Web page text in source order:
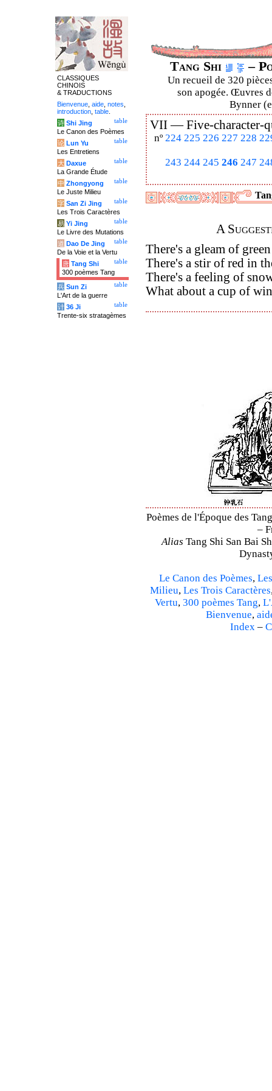
Tang Shi –
Un recueil de 320
son apogée. Œuvres
Bynner
VII —Five-character-
nº 224 225 226 227 228
243 244 245 246 247
A
There's a gleam of
There's a stir of red in
There's a feeling of
What about a cup of
Poèmes de l'Époque des
–
Alias Tang Shi San Bai
Le Canon des Poèmes,
Milieu, Les Trois Caractères
Vertu, 300 poèmes Tang,
Bienvenue,
Index–
CLASSIQUES
CHINOIS
& TRADUCTIONS
Bienvenue aide notes
introduction table
table
诗 Shi Jing
Le Canon des Poèmes
table
论 Lun Yu
Les Entretiens
table
大 Daxue
La Grande Étude
table
中 Zhongyong
Le Juste Milieu
table
字 San Zi Jing
Les Trois Caractères
table
易 Yi Jing
Le Livre des Mutations
table
道 Dao De Jing
De la Voie et la Vertu
table
唐 Tang Shi
300 poèmes Tang
table
兵 Sun Zi
L'Art de la guerre
table
计 36 Ji
Trente-six stratagèmes